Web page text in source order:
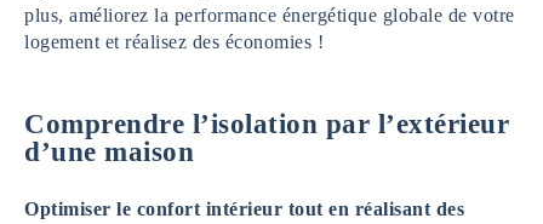
plus, améliorez la performance énergétique globale de votre
logement et réalisez des économies !
Comprendre l’isolation par l’extérieur
d’une maison
Optimiser le confort intérieur tout en réalisant des